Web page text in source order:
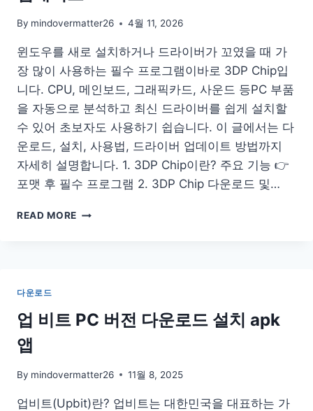
법
발
급
바
일
만
들
기
By mindovermatter26 4월 11, 2026
윈도우를 새로 설치하거나 드라이버가 꼬였을 때 가
장 많이 사용하는 필수 프로그램이바로 3DP Chip입
니다. CPU, 메인보드, 그래픽카드, 사운드 등PC 부품
을 자동으로 분석하고 최신 드라이버를 쉽게 설치할
수 있어 초보자도 사용하기 쉽습니다. 이 글에서는 다
운로드, 설치, 사용법, 드라이버 업데이트 방법까지
자세히 설명합니다. 1. 3DP Chip이란? 주요 기능 👉
포맷 후 필수 프로그램 2. 3DP Chip 다운로드 및…
READ MORE 3DP
용
법
이
업
다운로드
업 비트 PC 버전 다운로드 설치 apk
앱
By mindovermatter26 11월 8, 2025
업비트(Upbit)란? 업비트는 대한민국을 대표하는 가